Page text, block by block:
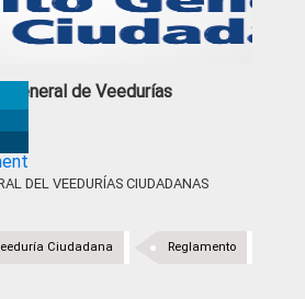
General de Veedurías
DEL VEEDURÍAS CIUDADANAS
Reglamento
Ciudadana